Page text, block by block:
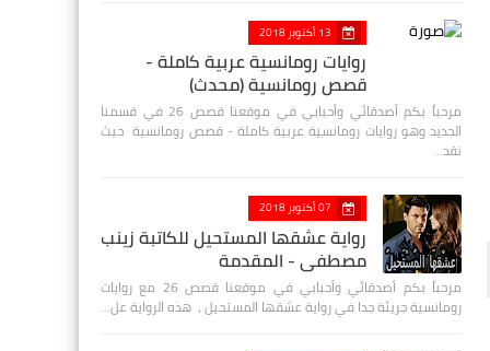
13 أكتوبر 2018
روايات رومانسية عربية كاملة -
قصص رومانسية (محدث)
مرحباً بكم أصدقائي وأحبابي في موقعنا قصص 26 في قسمنا
الجديد وهو روايات رومانسية عربية كاملة - قصص رومانسية حيث
نقد…
07 أكتوبر 2018
رواية عشقها المستحيل للكاتبة زينب
مصطفي - المقدمة
مرحباً بكم أصدقائي وأحبابي في موقعنا قصص 26 مع روايات
رومانسية جريئة جدا في رواية عشقها المستحيل ، هذه الرواية عل…